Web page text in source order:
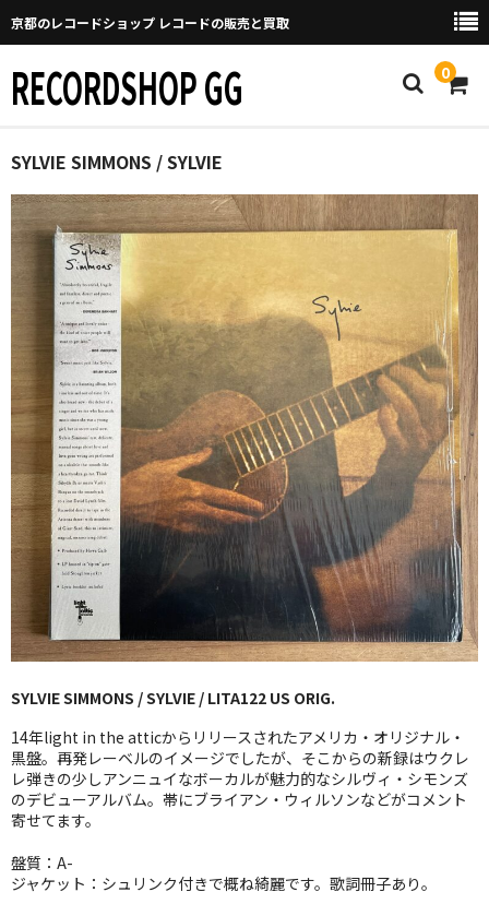
京都のレコードショップ レコードの販売と買取
RECORDSHOP GG 0
Home
マイページ
GGについて
買取について
取り置きなどについて
Categories
New Arrivals
新譜
GG RECORD （当店のレーベル）
全商品
JAZZ-US
BLUE NOTE
JAZZ-EU
JAZZ-JP
JAZZ-VOCAL
ROCK
SYLVIE SIMMONS / SYLVIE
SYLVIE SIMMONS / SYLVIE / LITA122 US ORIG.
14年light in the atticからリリースされたアメリカ・オリジナル・
黒盤。再発レーベルのイメージでしたが、そこからの新録はウクレ
レ弾きの少しアンニュイなボーカルが魅力的なシルヴィ・シモンズ
のデビューアルバム。帯にブライアン・ウィルソンなどがコメント
寄せてます。
盤質：A-
ジャケット：シュリンク付きで概ね綺麗です。歌詞冊子あり。